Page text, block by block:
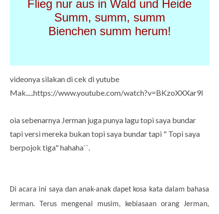
Flieg nur aus in Wald und Heide
Summ, summ, summ
Bienchen summ herum!
videonya silakan di cek di yutube
Mak.....https://www.youtube.com/watch?v=BKzoXXXar9I
oia sebenarnya Jerman juga punya lagu topi saya bundar
tapi versi mereka bukan topi saya bundar tapi " Topi saya
berpojok tiga" hahaha``.
Di acara ini saya dan anak-anak dapet kosa kata dalam bahasa
Jerman. Terus mengenal musim, kebiasaan orang Jerman,